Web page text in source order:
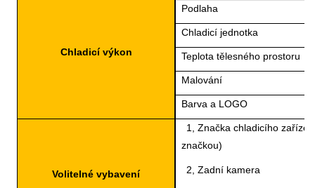
Chladicí výkon
Podlaha
Chladicí jednotka
Teplota tělesného prostoru
Malování
Barva a LOGO
Volitelné vybavení
1, Značka chladicího
značkou)
2, Zadní kamera